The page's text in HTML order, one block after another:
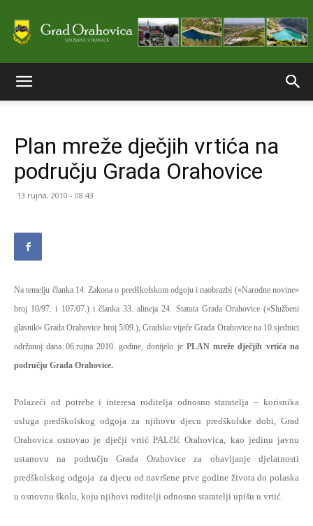
stranice
Plan mreže dječjih vrtića na
području Grada Orahovice
13 rujna, 2010 - 08:43
Na temelju članka 14. Zakona o predškolskom odgoju i naobrazbi («Narodne novine»
broj 10/97. i 107/07.) i članka 33. alineja 24. Statuta Grada Orahovice («Službeni
glasnik» Grada Orahovice broj 5/09.), Gradsko vijeće Grada Orahovice na 10.sjednici
održanoj dana 06.rujna 2010. godine, donijelo je PLAN mreže dječjih vrtića na
području Grada Orahovice.
Polazeći od potrebe i interesa roditelja odnosno staratelja – korisnika
usluga predškolskog odgoja za njihovu djecu predškolske dobi, Grad
Orahovica osnovao je dječji vrtić PALčIć Orahovica, kao jedinu javnu
ustanovu na području Grada Orahovice za obavljanje djelatnosti
predškolskog odgoja za djecu od navršene prve godine života do polaska
u osnovnu školu, koju njihovi roditelji odnosno staratelji upišu u vrtić.